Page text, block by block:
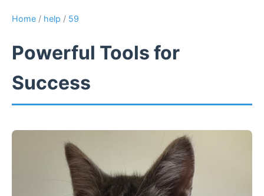
Home / help / 59
Powerful Tools for
Success